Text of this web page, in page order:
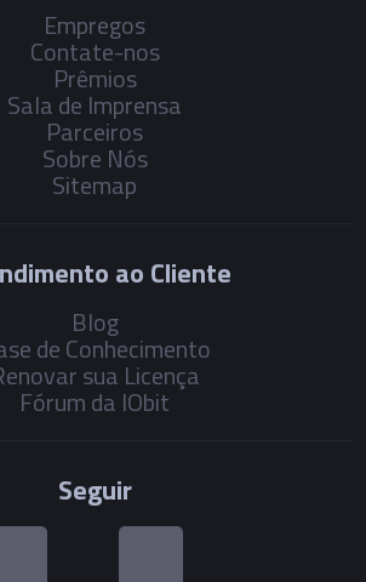
Empregos
Contate-nos
Prêmios
Sala de Imprensa
Parceiros
Sobre Nós
Sitemap
ao Cliente
Blog
de Conhecimento
sua Licença
Fórum da IObit
Seguir